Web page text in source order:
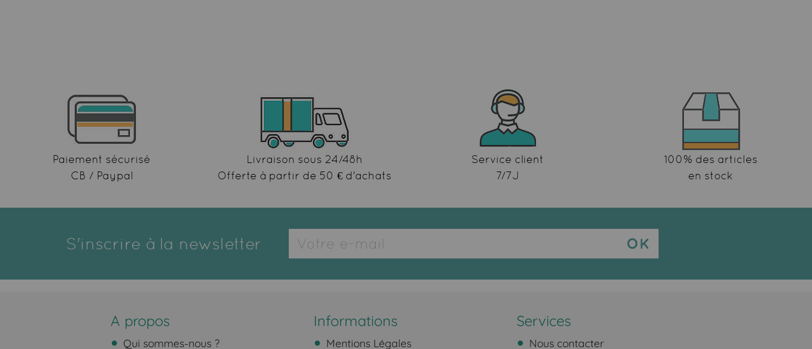
Paiement sécurisé
CB / Paypal
Livraison sous 24/48h
Offerte à partir de 50 € d'achats
Service client
7/7J
100% des articles
en stock
S'inscrire à la newsletter
A propos
Qui sommes-nous ?
Informations
Mentions Légales
Services
Nous contacter